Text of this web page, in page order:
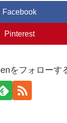
Facebook
Pinterest
をフォローす